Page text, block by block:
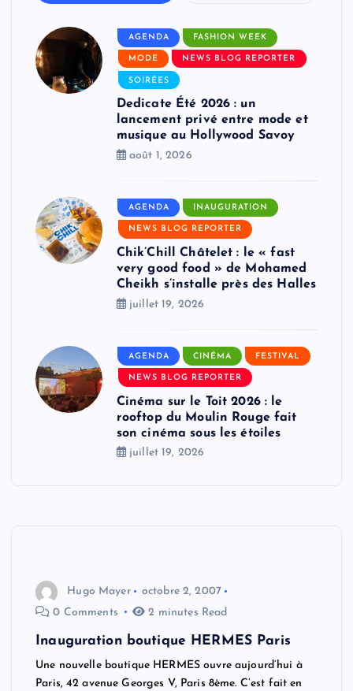
AGENDA FASHION WEEK
MODE NEWS BLOG REPORTER
SOIRÉES
Dedicate Été 2026 : un
lancement privé entre mode et
musique au Hollywood Savoy
août 1, 2026
AGENDA INAUGURATION
NEWS BLOG REPORTER
Chik’Chill Châtelet : le « fast
very good food » de Mohamed
Cheikh s’installe près des Halles
juillet 19, 2026
AGENDA CINÉMA FESTIVAL
NEWS BLOG REPORTER
Cinéma sur le Toit 2026 : le
rooftop du Moulin Rouge fait
son cinéma sous les étoiles
juillet 19, 2026
Hugo Mayer
octobre 2, 2007
0 Comments
2 minutes Read
Inauguration boutique HERMES Paris
Une nouvelle boutique HERMES ouvre aujourd’hui à
Paris, 42 avenue Georges V, Paris 8ème. C’est fait en